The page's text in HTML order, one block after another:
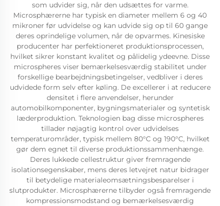
som udvider sig, når den udsættes for varme.
Microsphærerne har typisk en diameter mellem 6 og 40
mikroner før udvidelse og kan udvide sig op til 60 gange
deres oprindelige volumen, når de opvarmes. Kinesiske
producenter har perfektioneret produktionsprocessen,
hvilket sikrer konstant kvalitet og pålidelig ydeevne. Disse
microspheres viser bemærkelsesværdig stabilitet under
forskellige bearbejdningsbetingelser, vedbliver i deres
udvidede form selv efter køling. De excellerer i at reducere
densitet i flere anvendelser, herunder
automobilkomponenter, bygningsmaterialer og syntetisk
læderproduktion. Teknologien bag disse microspheres
tillader nøjagtig kontrol over udvidelses
temperaturområder, typisk mellem 80°C og 190°C, hvilket
gør dem egnet til diverse produktionssammenhænge.
Deres lukkede cellestruktur giver fremragende
isolationsegenskaber, mens deres letvejret natur bidrager
til betydelige materialeomsætningsbesparelser i
slutprodukter. Microsphærerne tilbyder også fremragende
kompressionsmodstand og bemærkelsesværdig